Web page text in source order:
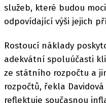
služeb, které budou
odpovídající výši jejich
Rostoucí náklady
adekvátní spoluúčasti
ze státního rozpočtu a
rozpočtů, řekla
reflektuje současnou